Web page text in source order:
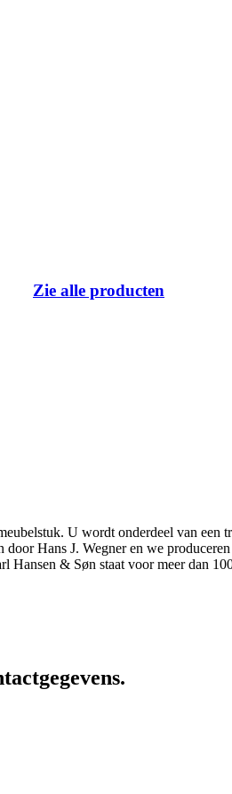
Zie alle producten
U wordt onderdeel van een
Hans J. Wegner en we
& Søn staat voor meer dan